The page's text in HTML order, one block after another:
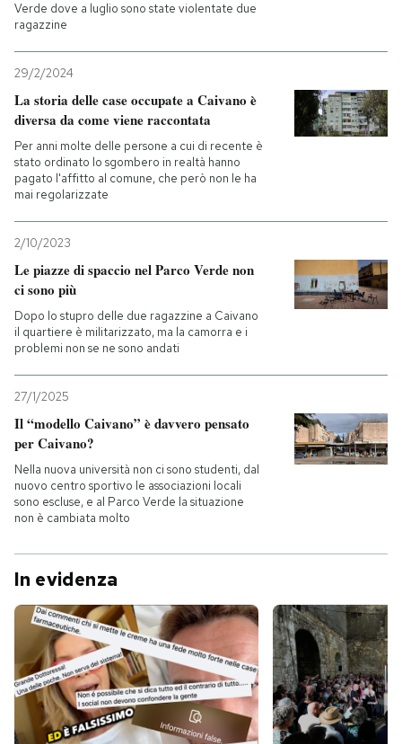
Verde dove a luglio sono state violentate due
ragazzine
29/2/2024
La storia delle case occupate a Caivano è
diversa da come viene raccontata
Per anni molte delle persone a cui di recente è
stato ordinato lo sgombero in realtà hanno
pagato l'affitto al comune, che però non le ha
mai regolarizzate
2/10/2023
Le piazze di spaccio nel Parco Verde non
ci sono più
Dopo lo stupro delle due ragazzine a Caivano
il quartiere è militarizzato, ma la camorra e i
problemi non se ne sono andati
27/1/2025
Il “modello Caivano” è davvero pensato
per Caivano?
Nella nuova università non ci sono studenti, dal
nuovo centro sportivo le associazioni locali
sono escluse, e al Parco Verde la situazione
non è cambiata molto
In evidenza